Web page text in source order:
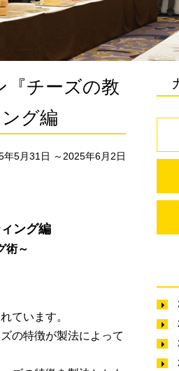
『チーズの教
グ編
年5月31日 ～2025年6月2日
ング編
術～
ています。
の特徴が製法によって